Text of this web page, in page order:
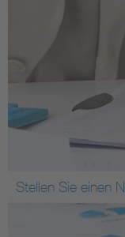
Stellen Sie einen